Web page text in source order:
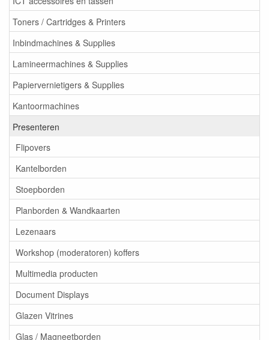
Toners / Cartridges & Printers
Inbindmachines & Supplies
Lamineermachines & Supplies
Papiervernietigers & Supplies
Kantoormachines
Presenteren
Flipovers
Kantelborden
Stoepborden
Planborden & Wandkaarten
Lezenaars
Workshop (moderatoren) koffers
Multimedia producten
Document Displays
Glazen Vitrines
Glas / Magneetborden